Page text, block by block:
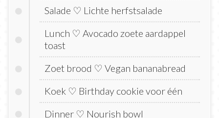
Salade ♡ Lichte herfstsalade
Lunch ♡ Avocado zoete aardappel
toast
Zoet brood ♡ Vegan bananabread
Koek ♡ Birthday cookie voor één
Dinner ♡ Nourish bowl